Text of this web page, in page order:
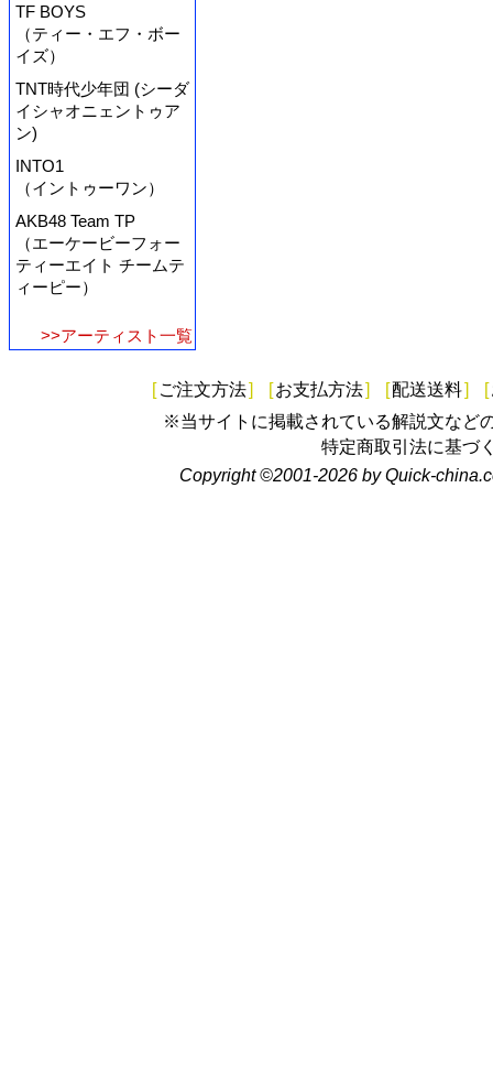
TF BOYS
（ティー・エフ・ボー
イズ）
TNT時代少年団 (シーダ
イシャオニェントゥア
ン)
INTO1
（イントゥーワン）
AKB48 Team TP
（エーケービーフォー
ティーエイト チームテ
ィーピー）
>>アーティスト一覧
[ ご注文方法] [お支払方法] [配送送料] [
※当サイトに掲載されている解説文など
特定商取引法に基づ
Copyright ©2001-2026 by Quick-